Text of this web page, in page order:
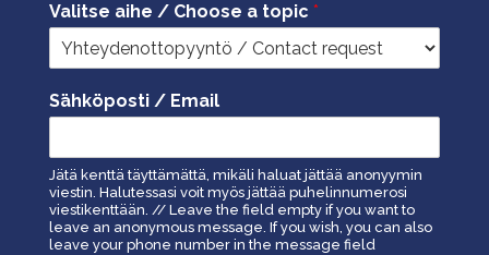
Valitse aihe / Choose a topic *
Sähköposti / Email
Jätä kenttä täyttämättä, mikäli haluat jättää anonyymin
viestin. Halutessasi voit myös jättää puhelinnumerosi
viestikenttään. // Leave the field empty if you want to
leave an anonymous message. If you wish, you can also
leave your phone number in the message field